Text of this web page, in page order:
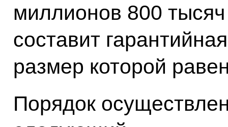
миллионов 800
составит
размер которой
Порядок